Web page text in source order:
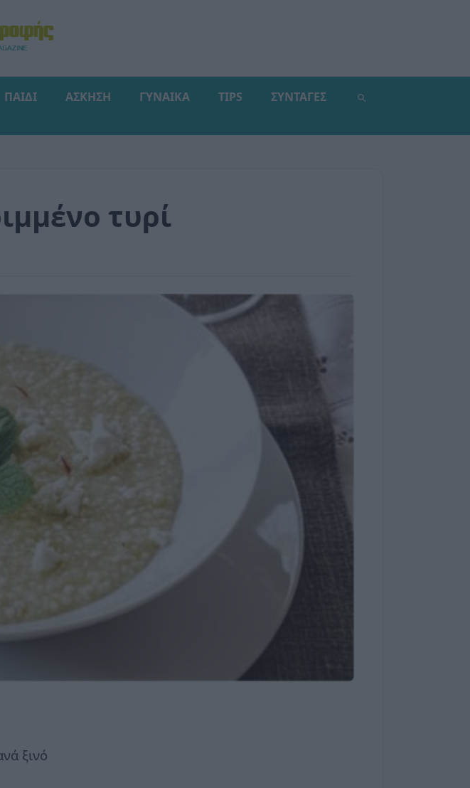
ΠΑΙΔΙ ΑΣΚΗΣΗ ΓΥΝΑΙΚΑ TIPS ΣΥΝΤΑΓΕΣ
τυρί
ξινό